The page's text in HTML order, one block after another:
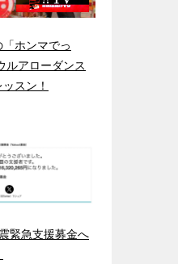
ホンマでっ
ルアローダンス
スン！
緊急支援募金へ